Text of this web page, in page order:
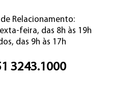
Relacionamento:
feira, das 8h às 19h
das 9h às 17h
3243.1000